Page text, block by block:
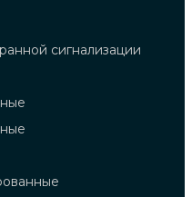
сигнализации